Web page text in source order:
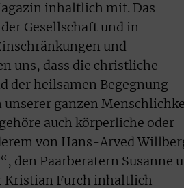
inhaltlich mit. Das
Gesellschaft und in
und
uns, dass die christliche
der heilsamen Begegnung
unserer ganzen
auch körperliche oder
von Hans-Arved
den Paarberatern Susanne
Kristian Furch inhaltlich